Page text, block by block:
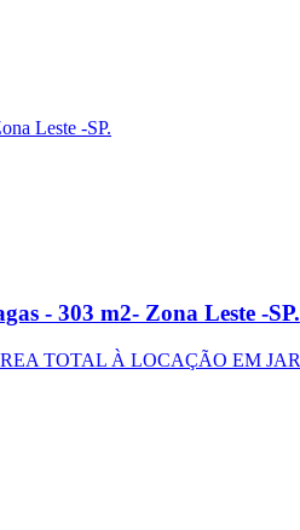
- 303 m2- Zona Leste -SP.